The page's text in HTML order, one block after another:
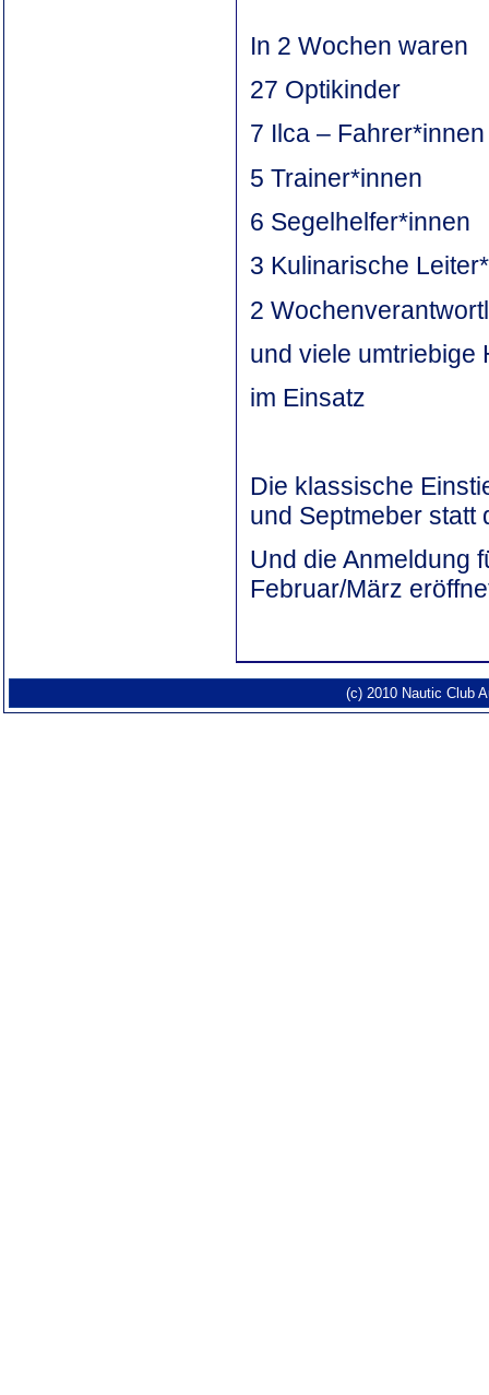
In 2 Wochen waren
27 Optikinder
7 Ilca – Fahrer*innen
5 Trainer*innen
6 Segelhelfer*innen
3 Kulinarische
2
und viele umtriebige
im Einsatz
Die klassische
und Septmeber statt
Und die Anmeldung
Februar/März
(c) 2010 Nautic Club